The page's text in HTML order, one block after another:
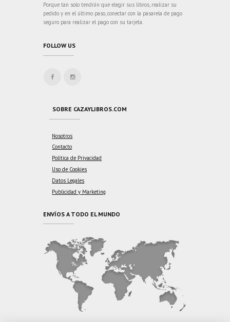
Porque tan solo tendrán que elegir sus libros, realizar su
pedido y en el último paso, conectar con la pasarela de pago
seguro para realizar el pago con su tarjeta.
FOLLOW US
SOBRE CAZAYLIBROS.COM
Nosotros
Contacto
Política de Privacidad
Uso de Cookies
Datos Legales
Publicidad y Marketing
ENVÍOS A TODO EL MUNDO